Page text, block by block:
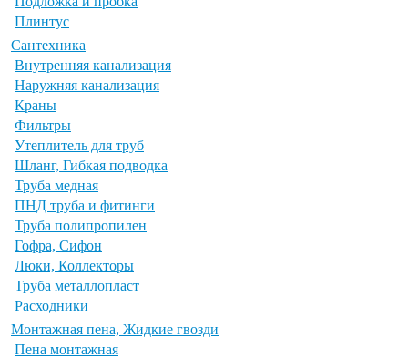
Плинтус
Сантехника
Внутренняя канализация
Наружняя канализация
Краны
Фильтры
Утеплитель для труб
Шланг, Гибкая подводка
Труба медная
ПНД труба и фитинги
Труба полипропилен
Гофра, Сифон
Люки, Коллекторы
Труба металлопласт
Расходники
Монтажная пена, Жидкие гвозди
Пена монтажная